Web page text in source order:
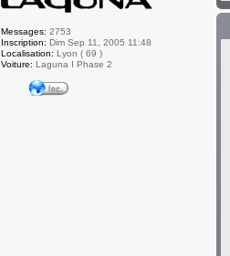
Messages: 2753
Inscription: Dim Sep 11, 2005 11:48
Localisation: Lyon ( 69 )
Voiture: Laguna I Phase 2